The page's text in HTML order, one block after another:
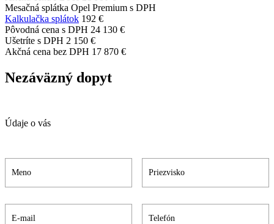
Mesačná splátka Opel Premium s DPH
Kalkulačka splátok 192 €
Pôvodná cena s DPH 24 130 €
Ušetríte s DPH 2 150 €
Akčná cena bez DPH 17 870 €
Nezáväzný dopyt
Údaje o vás